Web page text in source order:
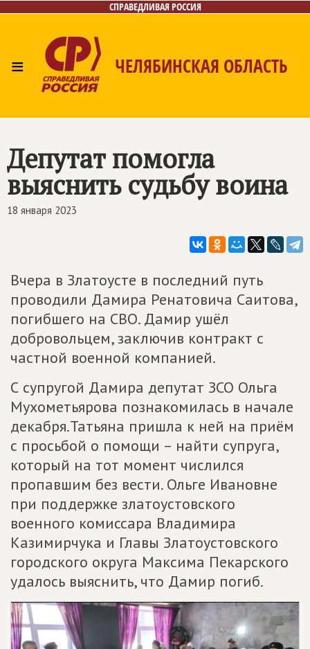
СПРАВЕДЛИВАЯ РОССИЯ
≡ ЧЕЛЯБИНСКАЯ ОБЛАСТЬ
Депутат помогла
выяснить судьбу воина
18 января 2023
Вчера в Златоусте в последний путь
проводили Дамира Ренатовича Саитова,
погибшего на СВО. Дамир ушёл
добровольцем, заключив контракт с
частной военной компанией.
С супругой Дамира депутат ЗСО Ольга
Мухометьярова познакомилась в начале
декабря.Татьяна пришла к ней на приём
с просьбой о помощи – найти супруга,
который на тот момент числился
пропавшим без вести. Ольге Ивановне
при поддержке златоустовского
военного комиссара Владимира
Казимирчука и Главы Златоустовского
городского округа Максима Пекарского
удалось выяснить, что Дамир погиб.